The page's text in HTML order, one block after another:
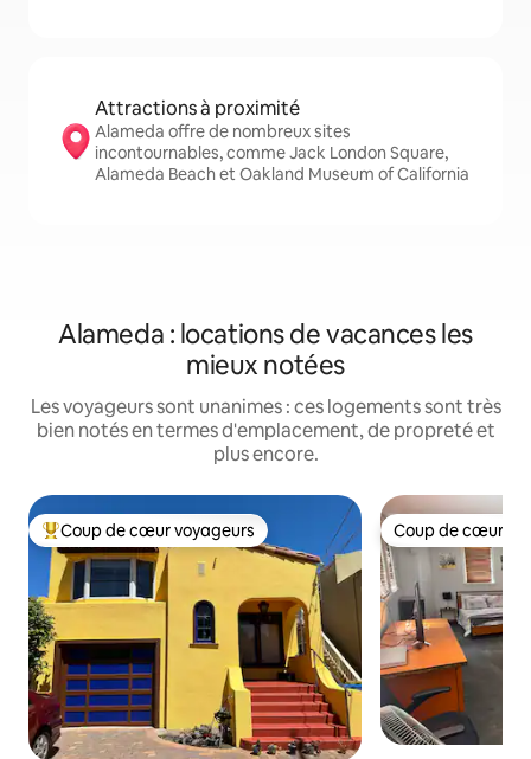
Attractions à proximité
Alameda offre de nombreux sites
incontournables, comme Jack London Square,
Alameda Beach et Oakland Museum of California
Alameda : locations de vacances les
mieux notées
Les voyageurs sont unanimes : ces logements sont très
bien notés en termes d'emplacement, de propreté et
plus encore.
Coups de cœur voyageurs les plus appréciés
Coup de cœur voyageurs Coup de cœur
Coup de cœur